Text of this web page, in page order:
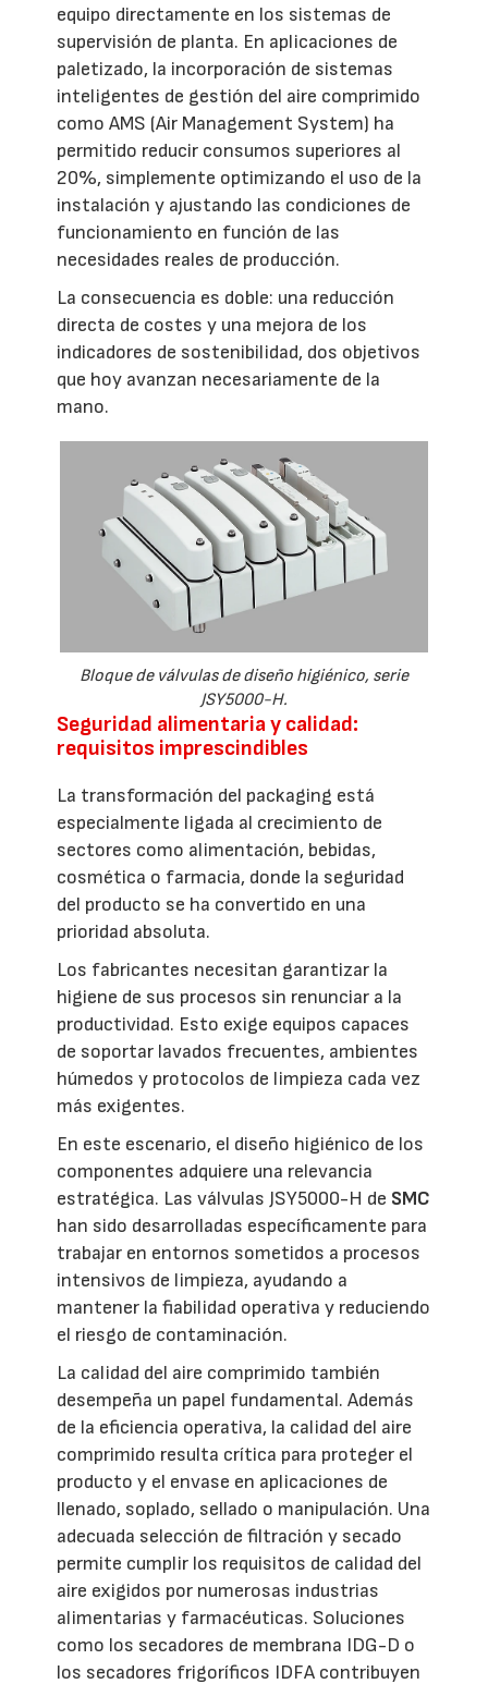
equipo directamente en los sistemas de
supervisión de planta. En aplicaciones de
paletizado, la incorporación de sistemas
inteligentes de gestión del aire comprimido
como AMS (Air Management System) ha
permitido reducir consumos superiores al
20%, simplemente optimizando el uso de la
instalación y ajustando las condiciones de
funcionamiento en función de las
necesidades reales de producción.
La consecuencia es doble: una reducción
directa de costes y una mejora de los
indicadores de sostenibilidad, dos objetivos
que hoy avanzan necesariamente de la
mano.
Bloque de válvulas de diseño higiénico, serie
JSY5000-H.
Seguridad alimentaria y calidad:
requisitos imprescindibles
La transformación del packaging está
especialmente ligada al crecimiento de
sectores como alimentación, bebidas,
cosmética o farmacia, donde la seguridad
del producto se ha convertido en una
prioridad absoluta.
Los fabricantes necesitan garantizar la
higiene de sus procesos sin renunciar a la
productividad. Esto exige equipos capaces
de soportar lavados frecuentes, ambientes
húmedos y protocolos de limpieza cada vez
más exigentes.
En este escenario, el diseño higiénico de los
componentes adquiere una relevancia
estratégica. Las válvulas JSY5000-H de SMC
han sido desarrolladas específicamente para
trabajar en entornos sometidos a procesos
intensivos de limpieza, ayudando a
mantener la fiabilidad operativa y reduciendo
el riesgo de contaminación.
La calidad del aire comprimido también
desempeña un papel fundamental. Además
de la eficiencia operativa, la calidad del aire
comprimido resulta crítica para proteger el
producto y el envase en aplicaciones de
llenado, soplado, sellado o manipulación. Una
adecuada selección de filtración y secado
permite cumplir los requisitos de calidad del
aire exigidos por numerosas industrias
alimentarias y farmacéuticas. Soluciones
como los secadores de membrana IDG-D o
los secadores frigoríficos IDFA contribuyen